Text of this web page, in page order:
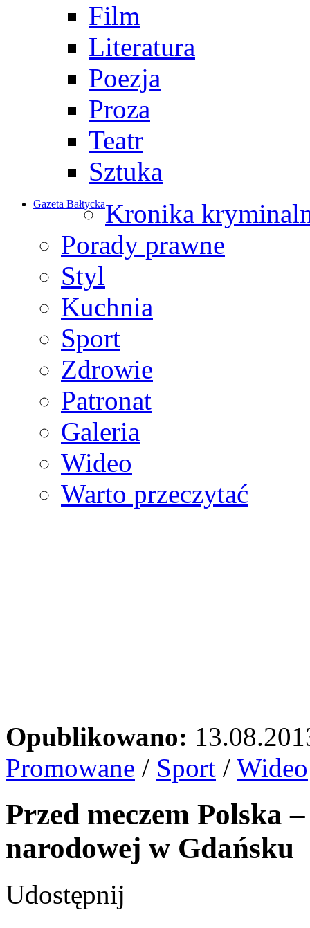
Film
Literatura
Poezja
Proza
Teatr
Sztuka
Gazeta BałtyckaKronika
Porady prawne
Styl
Kuchnia
Sport
Zdrowie
Patronat
Galeria
Wideo
Warto przeczytać
Opublikowano:
Promowane / Sport / Wideo
Przed meczem Polska
narodowej w Gdańsku
Udostępnij